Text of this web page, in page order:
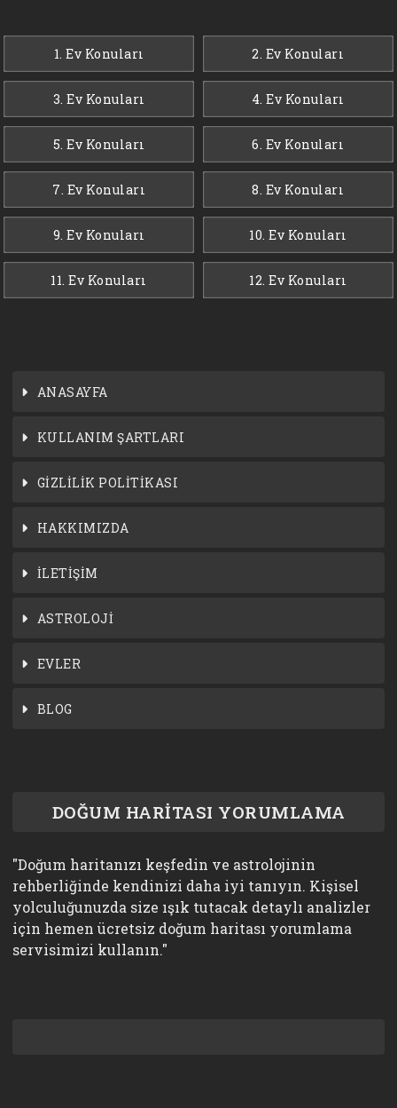
1. Ev Konuları 2. Ev Konuları
3. Ev Konuları 4. Ev Konuları
5. Ev Konuları 6. Ev Konuları
7. Ev Konuları 8. Ev Konuları
9. Ev Konuları 10. Ev Konuları
11. Ev Konuları 12. Ev Konuları
ANASAYFA
KULLANIM ŞARTLARI
GİZLİLİK POLİTİKASI
HAKKIMIZDA
İLETİŞİM
ASTROLOJİ
EVLER
BLOG
DOĞUM HARİTASI YORUMLAMA
"Doğum haritanızı keşfedin ve astrolojinin
rehberliğinde kendinizi daha iyi tanıyın. Kişisel
yolculuğunuzda size ışık tutacak detaylı analizler
için hemen ücretsiz doğum haritası yorumlama
servisimizi kullanın."